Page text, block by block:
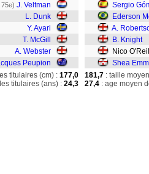
J. Veltman
L. Dunk
Y. Ayari
T. McGill
A. Webster
Peupion
Sergio
Ederson
A.
B. Knight
Nico
Shea
titulaires (cm) : 177,0
titulaires (ans) : 24,3
181,7 : taille
27,4 : age moyen